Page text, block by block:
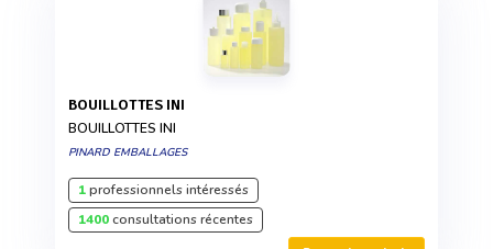
BOUILLOTTES INI
BOUILLOTTES INI
PINARD EMBALLAGES
1professionnels intéressés
1400consultations récentes